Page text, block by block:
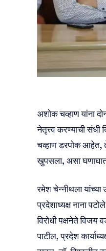
अशोक चव्हाण यांना
नेतृत्त्व करण्याची
चव्हाण डरपोक आहेत,
खुपसला, असा घणाघात
रमेश चेन्नीथला
प्रदेशाध्यक्ष नाना
विरोधी पक्षनेते विजय
पाटील, प्रदेश